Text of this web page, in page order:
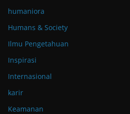
humaniora
Humans & Society
Ilmu Pengetahuan
Inspirasi
Internasional
karir
Keamanan